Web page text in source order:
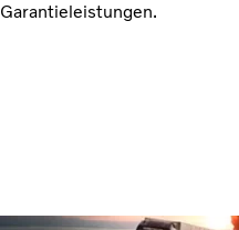
Garantieleistungen.